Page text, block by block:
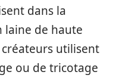
dans la
laine de haute
utilisent
ou de tricotage